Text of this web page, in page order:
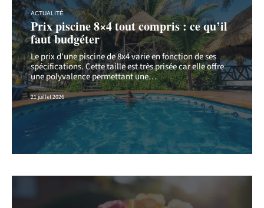
ACTUALITÉ
Prix piscine 8×4 tout compris : ce qu’il
faut budgéter
Le prix d'une piscine de 8x4 varie en fonction de ses
spécifications. Cette taille est très prisée car elle offre
une polyvalence permettant une…
21 juillet 2026